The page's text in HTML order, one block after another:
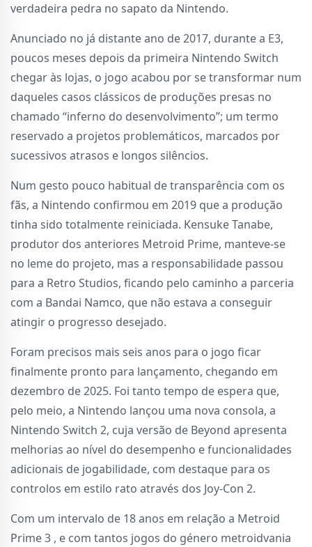
verdadeira pedra no sapato da Nintendo.
Anunciado no já distante ano de 2017, durante a E3,
poucos meses depois da primeira Nintendo Switch
chegar às lojas, o jogo acabou por se transformar num
daqueles casos clássicos de produções presas no
chamado “inferno do desenvolvimento”; um termo
reservado a projetos problemáticos, marcados por
sucessivos atrasos e longos silêncios.
Num gesto pouco habitual de transparência com os
fãs, a Nintendo confirmou em 2019 que a produção
tinha sido totalmente reiniciada. Kensuke Tanabe,
produtor dos anteriores Metroid Prime, manteve-se
no leme do projeto, mas a responsabilidade passou
para a Retro Studios, ficando pelo caminho a parceria
com a Bandai Namco, que não estava a conseguir
atingir o progresso desejado.
Foram precisos mais seis anos para o jogo ficar
finalmente pronto para lançamento, chegando em
dezembro de 2025. Foi tanto tempo de espera que,
pelo meio, a Nintendo lançou uma nova consola, a
Nintendo Switch 2, cuja versão de Beyond apresenta
melhorias ao nível do desempenho e funcionalidades
adicionais de jogabilidade, com destaque para os
controlos em estilo rato através dos Joy-Con 2.
Com um intervalo de 18 anos em relação a Metroid
Prime 3 , e com tantos jogos do género metroidvania